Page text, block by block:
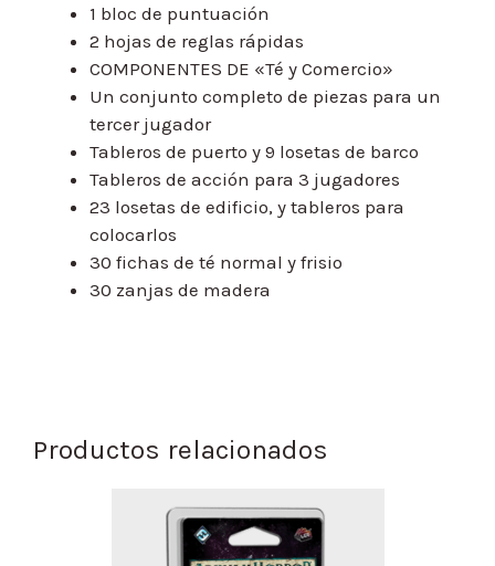
1 bloc de puntuación
2 hojas de reglas rápidas
COMPONENTES DE «Té y Comercio»
Un conjunto completo de piezas para un
tercer jugador
Tableros de puerto y 9 losetas de barco
Tableros de acción para 3 jugadores
23 losetas de edificio, y tableros para
colocarlos
30 fichas de té normal y frisio
30 zanjas de madera
Productos relacionados